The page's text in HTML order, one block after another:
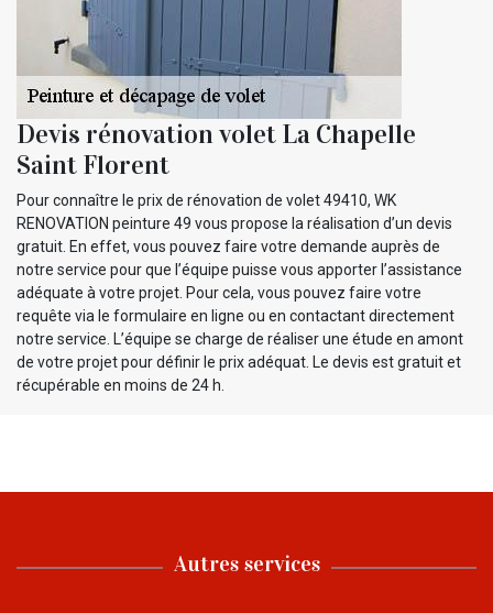
Devis rénovation volet La Chapelle
Saint Florent
Pour connaître le prix de rénovation de volet 49410, WK
RENOVATION peinture 49 vous propose la réalisation d’un devis
gratuit. En effet, vous pouvez faire votre demande auprès de
notre service pour que l’équipe puisse vous apporter l’assistance
adéquate à votre projet. Pour cela, vous pouvez faire votre
requête via le formulaire en ligne ou en contactant directement
notre service. L’équipe se charge de réaliser une étude en amont
de votre projet pour définir le prix adéquat. Le devis est gratuit et
récupérable en moins de 24 h.
Autres services